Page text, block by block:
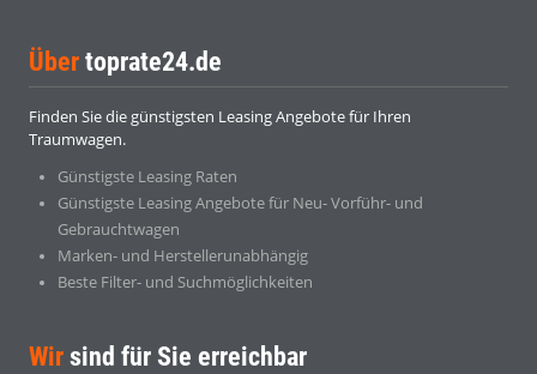
Über toprate24.de
Finden Sie die günstigsten Leasing Angebote für Ihren
Traumwagen.
Günstigste Leasing Raten
Günstigste Leasing Angebote für Neu- Vorführ- und
Gebrauchtwagen
Marken- und Herstellerunabhängig
Beste Filter- und Suchmöglichkeiten
Wir sind für Sie erreichbar